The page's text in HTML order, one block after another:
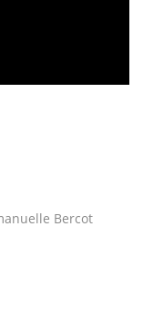
Bercot